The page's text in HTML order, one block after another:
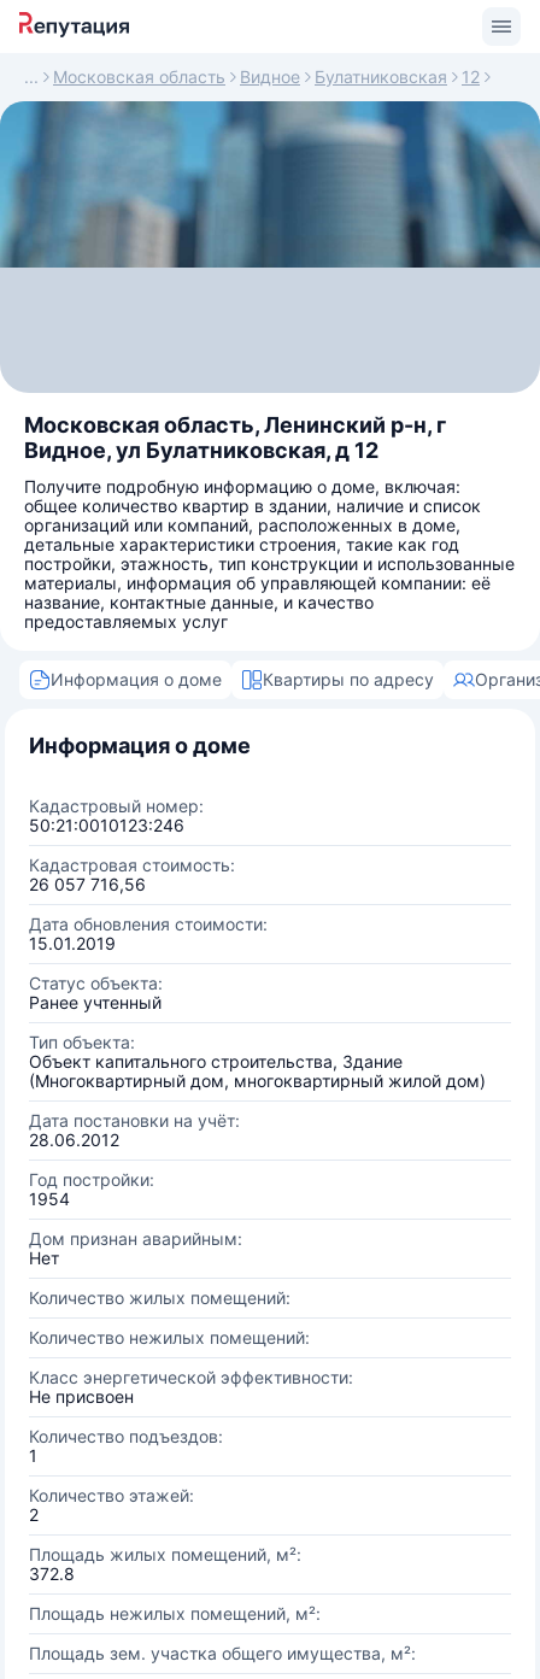
Московская область Видное Булатниковская 12
Московская область, Ленинский р-н, г
Видное, ул Булатниковская, д 12
Получите подробную информацию о доме, включая:
общее количество квартир в здании, наличие и список
организаций или компаний, расположенных в доме,
детальные характеристики строения, такие как год
постройки, этажность, тип конструкции и использованные
материалы, информация об управляющей компании: её
название, контактные данные, и качество
предоставляемых услуг
Информация о доме Квартиры по адресу
Информация о доме
Кадастровый номер:
50:21:0010123:246
Кадастровая стоимость:
26 057 716,56
Дата обновления стоимости:
15.01.2019
Статус объекта:
Ранее учтенный
Тип объекта:
Объект капитального строительства, Здание
(Многоквартирный дом, многоквартирный жилой дом)
Дата постановки на учёт:
28.06.2012
Год постройки:
1954
Дом признан аварийным:
Нет
Количество жилых помещений:
Количество нежилых помещений:
Класс энергетической эффективности:
Не присвоен
Количество подъездов:
1
Количество этажей:
2
Площадь жилых помещений, м²:
372.8
Площадь нежилых помещений, м²:
Площадь зем. участка общего имущества, м²: